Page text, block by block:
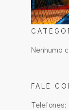
Nenhuma
FALE
Telefones: